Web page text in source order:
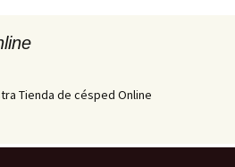
Tienda de césped Online